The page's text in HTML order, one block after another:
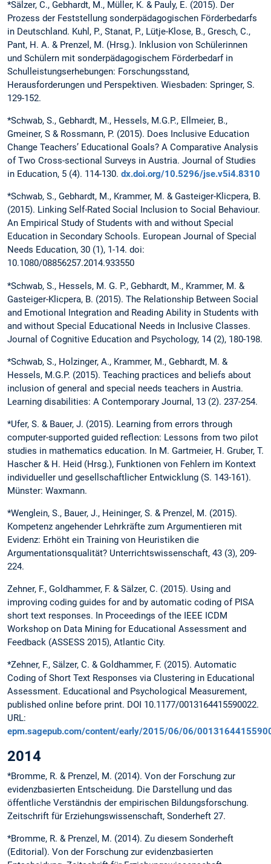
*Sälzer, C., Gebhardt, M., Müller, K. & Pauly, E. (2015). Der
Prozess der Feststellung sonderpädagogischen Förderbedarfs
in Deutschland. Kuhl, P., Stanat, P., Lütje-Klose, B., Gresch, C.,
Pant, H. A. & Prenzel, M. (Hrsg.). Inklusion von Schülerinnen
und Schülern mit sonderpädagogischem Förderbedarf in
Schulleistungserhebungen: Forschungsstand,
Herausforderungen und Perspektiven. Wiesbaden: Springer, S.
129-152.
*Schwab, S., Gebhardt, M., Hessels, M.G.P., Ellmeier, B.,
Gmeiner, S & Rossmann, P. (2015). Does Inclusive Education
Change Teachers’ Educational Goals? A Comparative Analysis
of Two Cross-sectional Surveys in Austria. Journal of Studies
in Education, 5 (4). 114-130. dx.doi.org/10.5296/jse.v5i4.8310
*Schwab, S., Gebhardt, M., Krammer, M. & Gasteiger-Klicpera, B.
(2015). Linking Self-Rated Social Inclusion to Social Behaviour.
An Empirical Study of Students with and without Special
Education in Secondary Schools. European Journal of Special
Needs Education, 30 (1), 1-14. doi:
10.1080/08856257.2014.933550
*Schwab, S., Hessels, M. G. P., Gebhardt, M., Krammer, M. &
Gasteiger-Klicpera, B. (2015). The Relationship Between Social
and Emotional Integration and Reading Ability in Students with
and without Special Educational Needs in Inclusive Classes.
Journal of Cognitive Education and Psychology, 14 (2), 180-198.
*Schwab, S., Holzinger, A., Krammer, M., Gebhardt, M. &
Hessels, M.G.P. (2015). Teaching practices and beliefs about
inclusion of general and special needs teachers in Austria.
Learning disabilities: A Contemporary Journal, 13 (2). 237-254.
*Ufer, S. & Bauer, J. (2015). Learning from errors through
computer-supported guided reflection: Lessons from two pilot
studies in mathematics education. In M. Gartmeier, H. Gruber, T.
Hascher & H. Heid (Hrsg.), Funktionen von Fehlern im Kontext
individueller und gesellschaftlicher Entwicklung (S. 143-161).
Münster: Waxmann.
*Wenglein, S., Bauer, J., Heininger, S. & Prenzel, M. (2015).
Kompetenz angehender Lehrkräfte zum Argumentieren mit
Evidenz: Erhöht ein Training von Heuristiken die
Argumentations­qualität? Unterrichtswissenschaft, 43 (3), 209-
224.
Zehner, F., Goldhammer, F. & Sälzer, C. (2015). Using and
improving coding guides for and by automatic coding of PISA
short text responses. In Proceedings of the IEEE ICDM
Workshop on Data Mining for Educational Assessment and
Feedback (ASSESS 2015), Atlantic City.
*Zehner, F., Sälzer, C. & Goldhammer, F. (2015). Automatic
Coding of Short Text Responses via Clustering in Educational
Assessment. Educational and Psychological Measurement,
published online before print. DOI 10.1177/0013164415590022.
URL:
epm.sagepub.com/content/early/2015/06/06/
2014
*Bromme, R. & Prenzel, M. (2014). Von der Forschung zur
evidenzbasierten Entscheidung. Die Darstellung und das
öffentliche Verständnis der empirischen Bildungs­forschung.
Zeitschrift für Erziehungswissenschaft, Sonderheft 27.
*Bromme, R. & Prenzel, M. (2014). Zu diesem Sonderheft
(Editorial). Von der Forschung zur evidenzbasierten